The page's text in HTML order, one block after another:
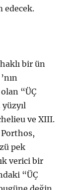
edecek.
bir ün
“ÜÇ
ve XIII.
pek
verici bir
“ÜÇ